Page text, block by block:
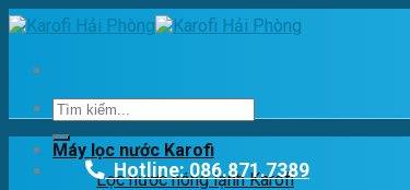
Skip
to
Tìm
kiếm:
Hotline: 086.871.7389
Máy lọc nước Karofi
Lọc nước nóng lạnh Karofi